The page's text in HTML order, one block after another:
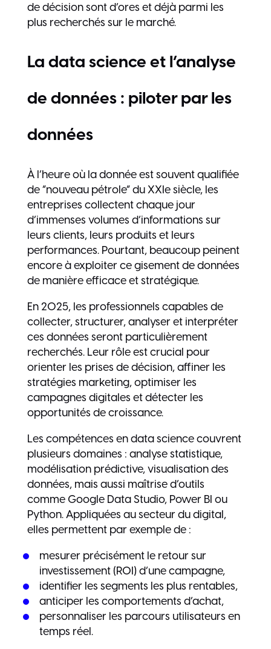
de décision sont d’ores et déjà parmi les
plus recherchés sur le marché.
La data science et l’analyse
de données : piloter par les
données
À l’heure où la donnée est souvent qualifiée
de “nouveau pétrole” du XXIe siècle, les
entreprises collectent chaque jour
d’immenses volumes d’informations sur
leurs clients, leurs produits et leurs
performances. Pourtant, beaucoup peinent
encore à exploiter ce gisement de données
de manière efficace et stratégique.
En 2025, les professionnels capables de
collecter, structurer, analyser et interpréter
ces données seront particulièrement
recherchés. Leur rôle est crucial pour
orienter les prises de décision, affiner les
stratégies marketing, optimiser les
campagnes digitales et détecter les
opportunités de croissance.
Les compétences en data science couvrent
plusieurs domaines : analyse statistique,
modélisation prédictive, visualisation des
données, mais aussi maîtrise d’outils
comme Google Data Studio, Power BI ou
Python. Appliquées au secteur du digital,
elles permettent par exemple de :
mesurer précisément le retour sur
investissement (ROI) d’une campagne,
identifier les segments les plus rentables,
anticiper les comportements d’achat,
personnaliser les parcours utilisateurs en
temps réel.